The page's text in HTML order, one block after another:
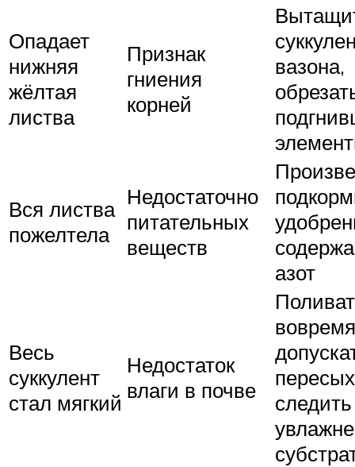
Опадает
нижняя
жёлтая
листва
Признак
гниения
корней
вазона,
Вся листва
пожелтела
Недостаточно
питательных
веществ
азот
Весь
суккулент
стал мягкий
Недостаток
влаги в почве